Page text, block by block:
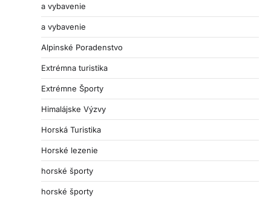
a vybavenie
a vybavenie
Alpinské Poradenstvo
Extrémna turistika
Extrémne Športy
Himalájske Výzvy
Horská Turistika
Horské lezenie
horské športy
horské športy